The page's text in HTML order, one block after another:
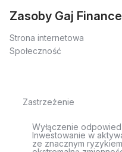
Zasoby Gaj Finance
Strona internetowa
Społeczność
Zastrzeżenie
Wyłączenie
Inwestowanie w
ze znacznym